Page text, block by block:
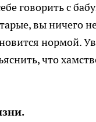
говорить с
вы ничего
нормой.
что